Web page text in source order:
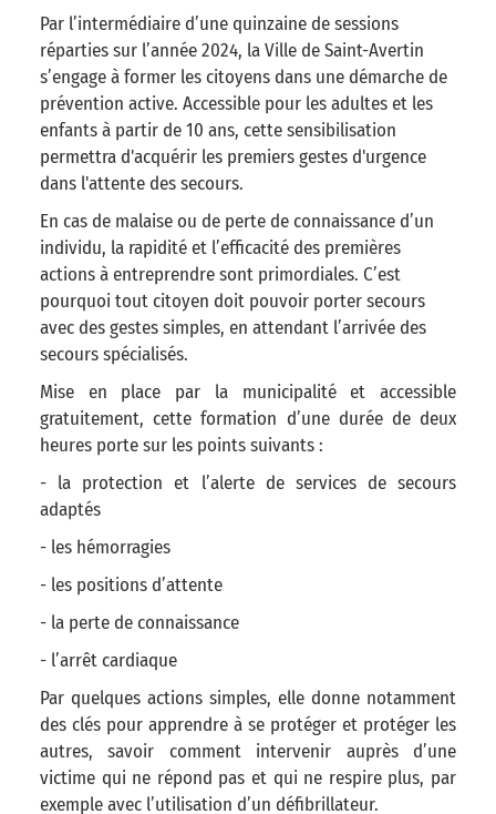
Par l’intermédiaire d’une quinzaine de sessions
réparties sur l’année 2024, la Ville de Saint-Avertin
s’engage à former les citoyens dans une démarche de
prévention active. Accessible pour les adultes et les
enfants à partir de 10 ans, cette sensibilisation
permettra d'acquérir les premiers gestes d'urgence
dans l'attente des secours.
En cas de malaise ou de perte de connaissance d’un
individu, la rapidité et l’efficacité des premières
actions à entreprendre sont primordiales. C’est
pourquoi tout citoyen doit pouvoir porter secours
avec des gestes simples, en attendant l’arrivée des
secours spécialisés.
Mise en place par la municipalité et accessible
gratuitement, cette formation d’une durée de deux
heures porte sur les points suivants :
- la protection et l’alerte de services de secours
adaptés
- les hémorragies
- les positions d’attente
- la perte de connaissance
- l’arrêt cardiaque
Par quelques actions simples, elle donne notamment
des clés pour apprendre à se protéger et protéger les
autres, savoir comment intervenir auprès d’une
victime qui ne répond pas et qui ne respire plus, par
exemple avec l’utilisation d’un défibrillateur.